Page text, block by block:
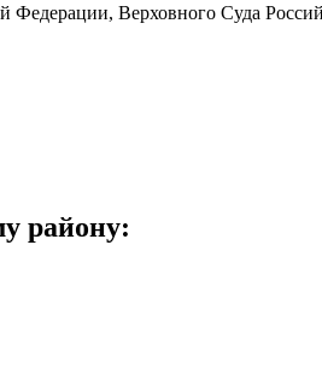
Федерации, Верховного Суда
процессуальным
Российской Федерации,
району: